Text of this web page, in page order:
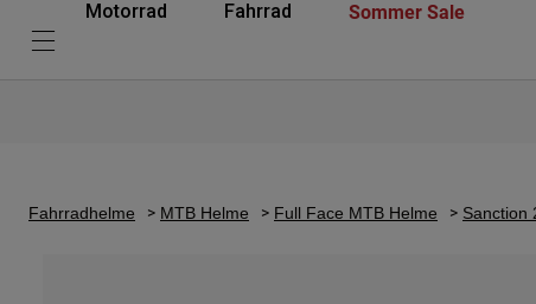
Motorrad Fahrrad Sommer Sale
Fahrradhelme MTB Helme Full Face MTB Helme Sanction